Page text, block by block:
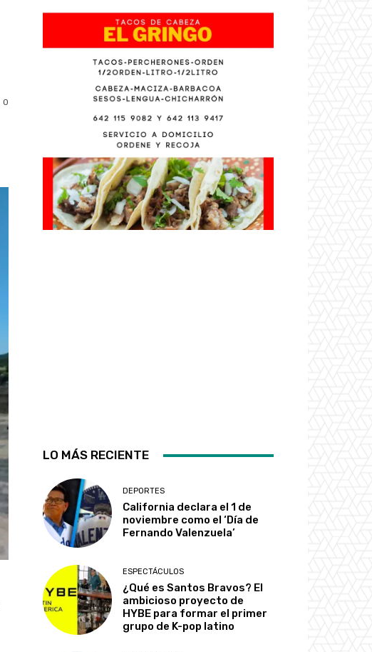
0
LO MÁS RECIENTE
DEPORTES
California declara el 1 de
noviembre como el ‘Día de
Fernando Valenzuela’
ESPECTÁCULOS
¿Qué es Santos Bravos? El
ambicioso proyecto de
HYBE para formar el primer
grupo de K-pop latino